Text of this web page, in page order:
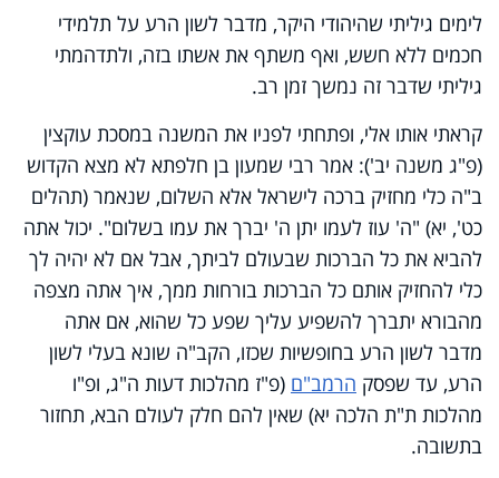
לימים גיליתי שהיהודי היקר, מדבר לשון הרע על תלמידי
חכמים ללא חשש, ואף משתף את אשתו בזה, ולתדהמתי
גיליתי שדבר זה נמשך זמן רב.
קראתי אותו אלי, ופתחתי לפניו את המשנה במסכת עוקצין
(פ"ג משנה יב'): אמר רבי שמעון בן חלפתא לא מצא הקדוש
ב"ה כלי מחזיק ברכה לישראל אלא השלום, שנאמר (תהלים
כט', יא) "ה' עוז לעמו יתן ה' יברך את עמו בשלום". יכול אתה
להביא את כל הברכות שבעולם לביתך, אבל אם לא יהיה לך
כלי להחזיק אותם כל הברכות בורחות ממך, איך אתה מצפה
מהבורא יתברך להשפיע עליך שפע כל שהוא, אם אתה
מדבר לשון הרע בחופשיות שכזו, הקב"ה שונא בעלי לשון
הרע, עד שפסק הרמב"ם (פ"ז מהלכות דעות ה"ג, ופ"ו
מהלכות ת"ת הלכה יא) שאין להם חלק לעולם הבא, תחזור
בתשובה.